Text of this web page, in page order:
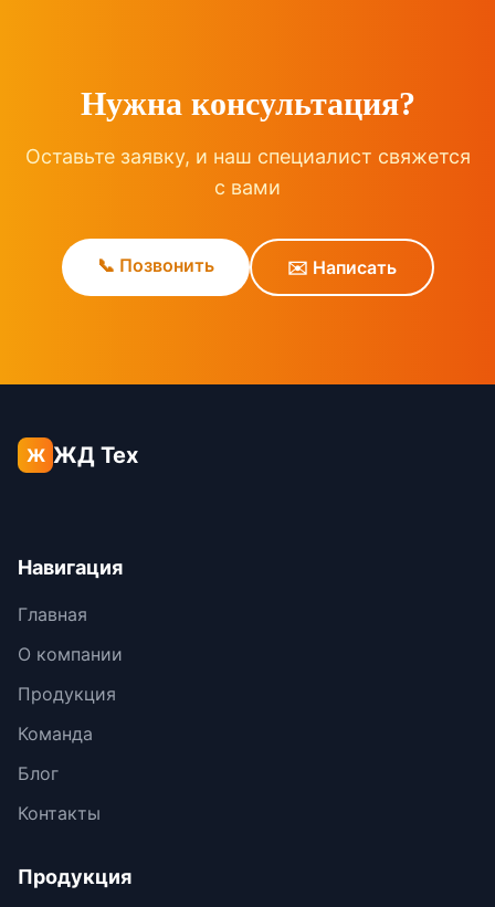
Нужна консультация?
Оставьте заявку, и наш специалист свяжется
с вами
📞 Позвонить ✉️ Написать
Ж ЖД Тех
Навигация
Главная
О компании
Продукция
Команда
Блог
Контакты
Продукция